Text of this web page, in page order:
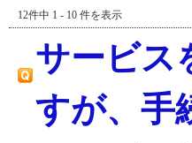
12件中 1 - 10 件を表示
サービス
すが、手